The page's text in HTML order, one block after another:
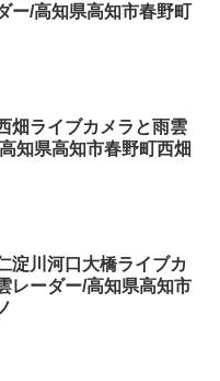
ー/高知県高知市春野町
畑ライブカメラと雨雲
知県高知市春野町西畑
淀川河口大橋ライブカ
レーダー/高知県高知市